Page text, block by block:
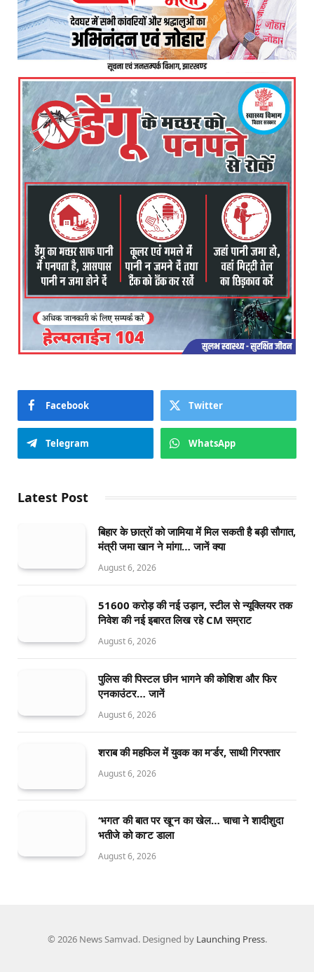
Facebook Twitter
Telegram WhatsApp
Latest Post
बिहार के छात्रों को जामिया में मिल सकती है बड़ी सौगात,
मंत्री जमा खान ने मांगा… जानें क्या
August 6, 2026
51600 करोड़ की नई उड़ान, स्टील से न्यूक्लियर तक
निवेश की नई इबारत लिख रहे CM सम्राट
August 6, 2026
पुलिस की पिस्टल छीन भागने की कोशिश और फिर
एनकाउंटर… जानें
August 6, 2026
शराब की महफिल में युवक का म’र्डर, साथी गिरफ्तार
August 6, 2026
‘भगत’ की बात पर खू’न का खेल… चाचा ने शादीशुदा
भतीजे को का’ट डाला
August 6, 2026
© 2026 News Samvad. Designed by Launching Press.